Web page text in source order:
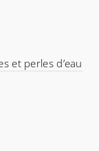
et perles d’eau